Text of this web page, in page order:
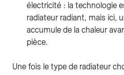
électricité : la technologie
radiateur radiant, mais ici,
accumule de la chaleur
pièce.
Une fois le type de radiateur